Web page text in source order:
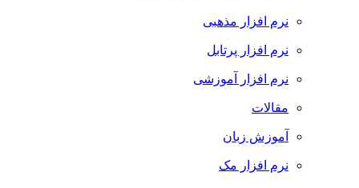
نرم افزار مذهبی
نرم افزار پرتابل
نرم افزار آموزشی
مقالات
آموزش زبان
نرم افزار مک